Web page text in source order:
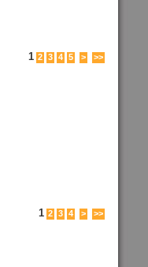
1 2 3 4 5 > >>
1 2 3 4 > >>